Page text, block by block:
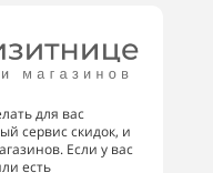
для вас
сервис скидок, и
Если у вас
есть